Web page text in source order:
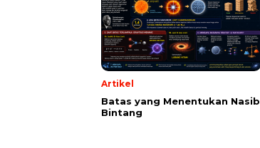
Artikel
Batas yang Menentukan Nasib
Bintang